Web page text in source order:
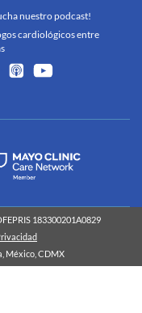
nuestro podcast!
cardiológicos entre
183300201A0829
México, CDMX